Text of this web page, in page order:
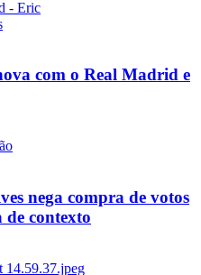
com o Real Madrid e
nega compra de votos
contexto